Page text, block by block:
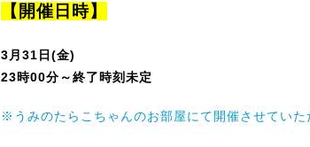
【開催日時】
3月31日(金)
23時00分～終了時刻未定
※うみのたらこちゃんのお部屋にて開催させていた